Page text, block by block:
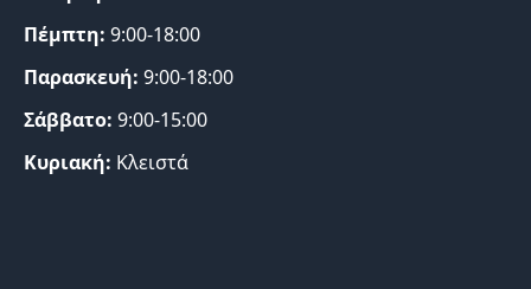
Πέμπτη: 9:00-18:00
Παρασκευή: 9:00-18:00
Σάββατο: 9:00-15:00
Κυριακή: Κλειστά